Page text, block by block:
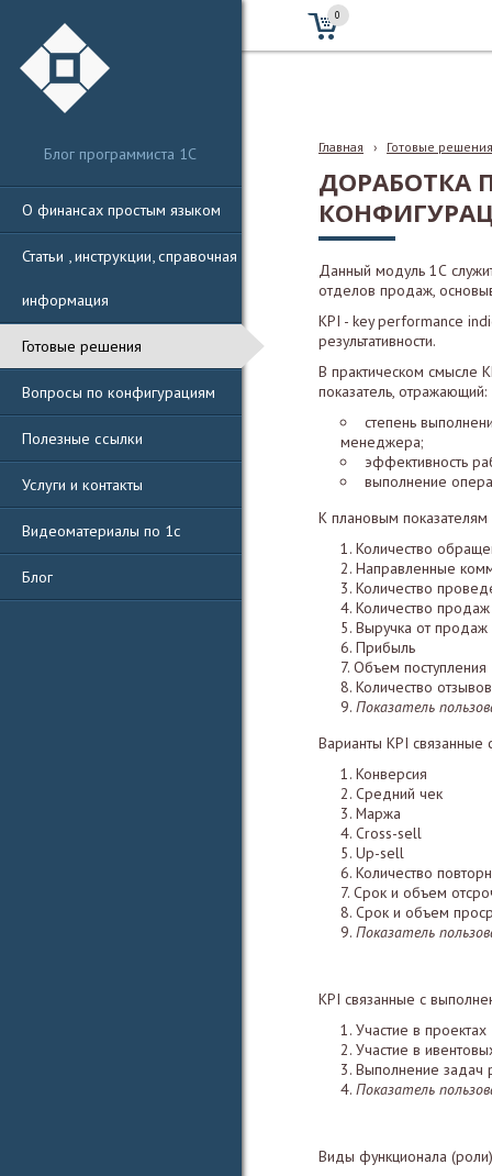
Блог программиста 1С
О финансах простым языком
Статьи , инструкции, справочная
информация
Готовые решения
Вопросы по конфигурациям
Полезные ссылки
Услуги и контакты
Видеоматериалы по 1с
Блог
0
Главная › Готовые
ДОРАБОТКА
Данный модуль 1С
отделов продаж,
KPI - key performance
результативности.
В практическом смысле
показатель, отражающий:
степень
менеджера;
эффективность
выполнение
К плановым
Количество
Направленные
Количество
Количество продаж
Выручка от продаж
Прибыль
Объем
Количество отзывов
Показатель
Варианты KPI связанные
Конверсия
Средний чек
Маржа
Cross-sell
Up-sell
Количество
Срок и объем
Срок и объем
Показатель
KPI связанные с
Участие в проектах
Участие в
Выполнение задач
Показатель
Виды функционала